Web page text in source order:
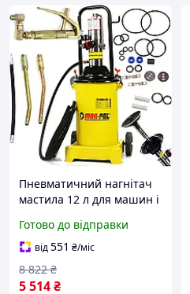
Пневматичний нагнітач
мастила 12 л для машин і
жовтий
Готово до відправки
від551 ₴/міс
5 514₴
8 822 ₴